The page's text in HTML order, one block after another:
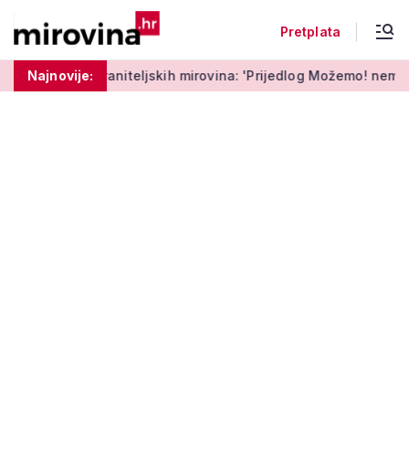
Pretplata
Najnovije:mirovina: 'Prijedlog Možemo! nema veze s Vladinim'